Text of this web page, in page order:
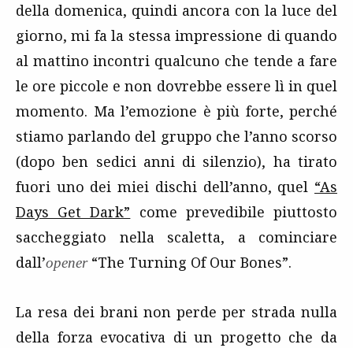
della domenica, quindi ancora con la luce del
giorno, mi fa la stessa impressione di quando
al mattino incontri qualcuno che tende a fare
le ore piccole e non dovrebbe essere lì in quel
momento. Ma l’emozione è più forte, perché
stiamo parlando del gruppo che l’anno scorso
(dopo ben sedici anni di silenzio), ha tirato
fuori uno dei miei dischi dell’anno, quel “As
Days Get Dark” come prevedibile piuttosto
saccheggiato nella scaletta, a cominciare
dall’opener“The Turning Of Our Bones”.
La resa dei brani non perde per strada nulla
della forza evocativa di un progetto che da